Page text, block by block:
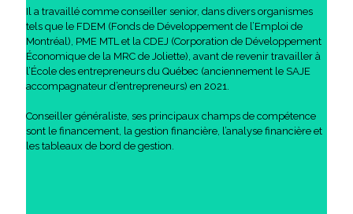
Il a travaillé comme conseiller senior, dans divers organismes
tels que le FDEM (Fonds de Développement de l’Emploi de
Montréal), PME MTL et la CDEJ (Corporation de Développement
Économique de la MRC de Joliette), avant de revenir travailler à
l’École des entrepreneurs du Québec (anciennement le SAJE
accompagnateur d’entrepreneurs) en 2021.
Conseiller généraliste, ses principaux champs de compétence
sont le financement, la gestion financière, l’analyse financière et
les tableaux de bord de gestion.